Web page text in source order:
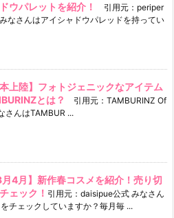
ウパレットを紹介！
引用元：periper
なさんはアイシャドウパレッドを持ってい
本上陸】フォトジェニックなアイテム
とは？
引用元：TAMBURINZ Of
さんはTAMBUR ...
月4月】新作春コスメを紹介！売り切
ェック！ 引用元：daisipue公式 みなさん
チェックしていますか？毎月毎 ...